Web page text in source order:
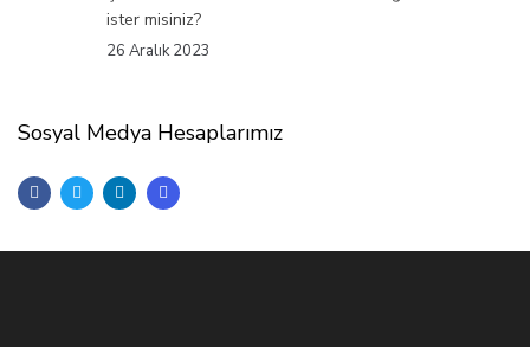
ister misiniz?
26 Aralık 2023
Sosyal Medya Hesaplarımız